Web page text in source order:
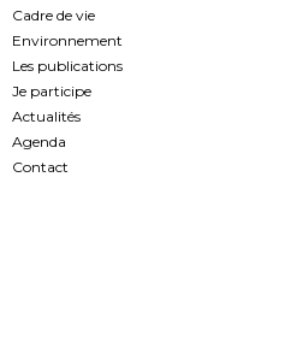
Cadre de vie
Environnement
Les publications
Je participe
Actualités
Agenda
Contact